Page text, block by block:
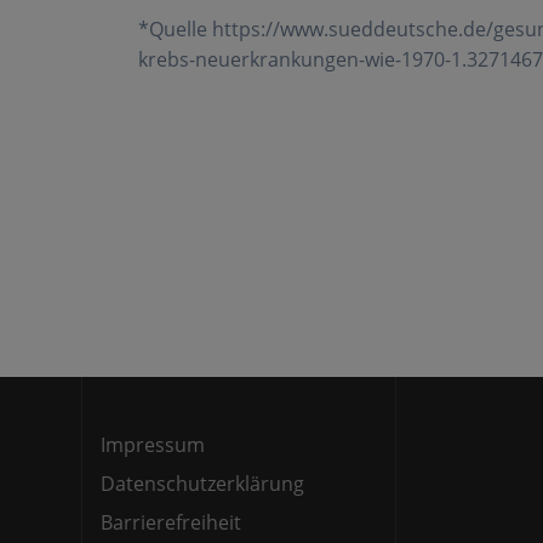
*Quelle https://www.sueddeutsche.de/
krebs-neuerkrankungen-wie-1970-1.3271467
Impressum
Datenschutzerklärung
Barrierefreiheit